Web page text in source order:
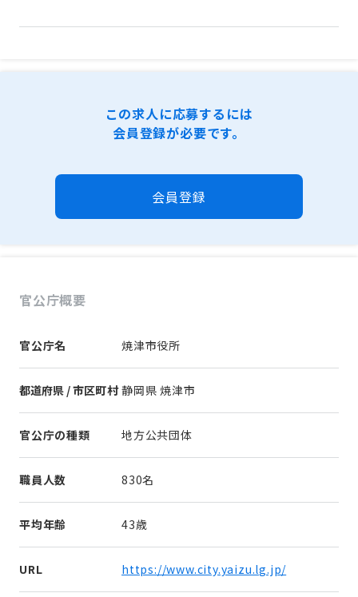
この求人に応募するには
会員登録が必要です。
会員登録
官公庁概要
官公庁名 焼津市役所
都道府県 / 市区町村 静岡県 焼津市
官公庁の種類 地方公共団体
職員人数 830名
平均年齢 43歳
URL https://www.city.yaizu.lg.jp/